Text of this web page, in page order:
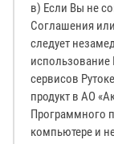
в) Если Вы не
Соглашения
следует
сервисов
продукт в АО
Программного
компьютере и